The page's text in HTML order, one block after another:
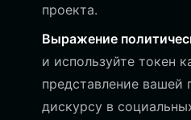
проекта.
Выражение
и используйте токен
представление вашей
дискурсу в